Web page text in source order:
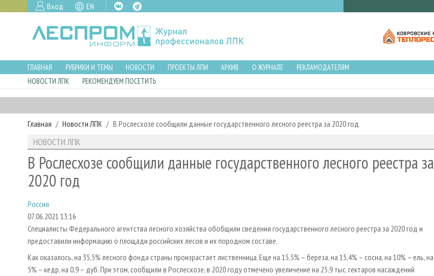
Вход EN
ГЛАВНАЯ РУБРИКИ И ТЕМЫ НОВОСТИ ПРОЕКТЫ ЛПИ АРХИВ О ЖУРНАЛЕ
РЕКЛАМОДАТЕЛЯМ
НОВОСТИ ЛПК
РЕКОМЕНДУЕМ ПОСЕТИТЬ
Главная Новости ЛПК В Рослесхозе сообщили данные государственного лесного реестра за 2020 год
НОВОСТИ ЛПК
В Рослесхозе сообщили данные государственного лесного реестра за
2020 год
Россия
07.06.2021 13:16
Специалисты Федерального агентства лесного хозяйства обобщили сведения государственного лесного реестра за 2020 год и
предоставили информацию о площади российских лесов и их породном составе.
Как оказалось, на 35,5% лесного фонда страны произрастает лиственница. Еще на 15,5% – береза, на 15,4% – сосна, на 10% – ель, на
5% – кедр, на 0,9 – дуб. При этом, сообщили в Рослесхозе, в 2020 году отмечено увеличение на 25,9 тыс. гектаров насаждений